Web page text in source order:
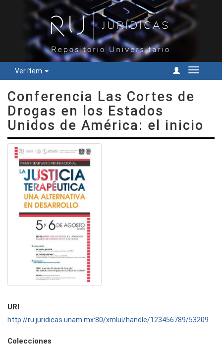
Ver ítem
Cambiar
Conferencia Las Cortes de
Drogas en los Estados
Unidos de América: el inicio
URI
http://ru.juridicas.unam.mx:80/xmlui/handle/123456789/53209
Colecciones